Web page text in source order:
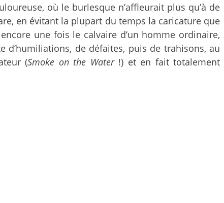
où le burlesque n’affleurait plus qu’à de
en évitant la plupart du temps la caricature que
une fois le calvaire d’un homme ordinaire,
de défaites, puis de trahisons, au
(Smoke on the Water!) et en fait totalement